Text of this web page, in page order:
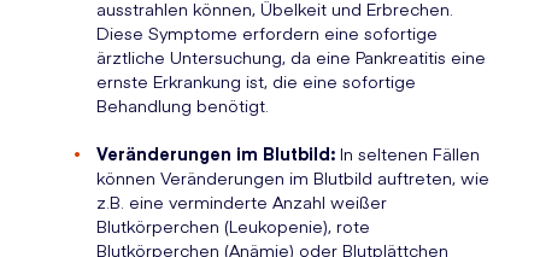
ausstrahlen können, Übelkeit und Erbrechen.
Diese Symptome erfordern eine sofortige
ärztliche Untersuchung, da eine Pankreatitis eine
ernste Erkrankung ist, die eine sofortige
Behandlung benötigt.
Veränderungen im Blutbild: In seltenen Fällen
können Veränderungen im Blutbild auftreten, wie
z.B. eine verminderte Anzahl weißer
Blutkörperchen (Leukopenie), rote
Blutkörperchen (Anämie) oder Blutplättchen